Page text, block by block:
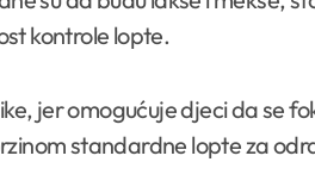
kontrole lopte.
jer omogućuje djeci da se
standardne lopte za